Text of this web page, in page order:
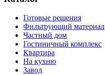
Готовые решения
Фильтрующий материал
Частный дом
Гостиничный комплекс
Квартира
На кухню
Завод